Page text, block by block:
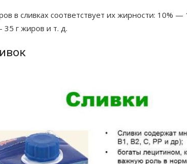
в сливках соответствует их жирности: 10%
г жиров и т. д.